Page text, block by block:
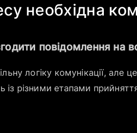
необхідна
повідомлення на
логіку комунікації, але
із різними етапами